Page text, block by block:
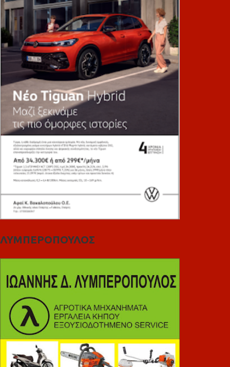
ΛΥΜΠΕΡΟΠΟΥΛΟΣ